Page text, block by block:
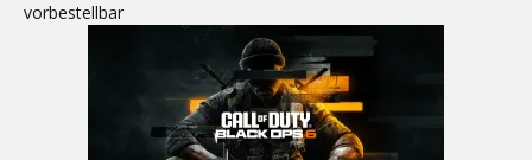
vorbestellbar